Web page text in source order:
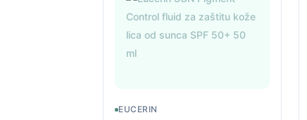
EUCERIN